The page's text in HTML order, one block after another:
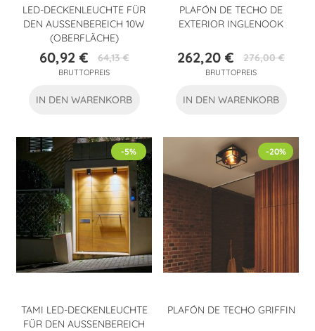
LED-DECKENLEUCHTE FÜR
DEN AUSSENBEREICH 10W
(OBERFLÄCHE)
Preis
60,92 €Verkaufspreis
64,13 €
BRUTTOPREIS
IN DEN WARENKORB
PLAFÓN DE TECHO DE
EXTERIOR INGLENOOK
Preis
262,20 €Verkaufspreis
276,00 €
BRUTTOPREIS
IN DEN WARENKORB
TAMI LED-DECKENLEUCHTE
FÜR DEN AUSSENBEREICH (
-5%
PLAFÓN DE TECHO GRIFFIN
-20%